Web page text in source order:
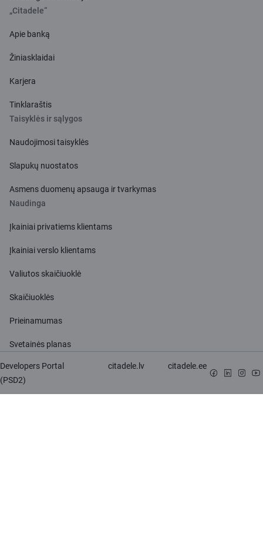
„Citadele“
Apie banką
Žiniasklaidai
Karjera
Tinklaraštis
Taisyklės ir sąlygos
Naudojimosi taisyklės
Slapukų nuostatos
Asmens duomenų apsauga ir tvarkymas
Naudinga
Įkainiai privatiems klientams
Įkainiai verslo klientams
Valiutos skaičiuoklė
Skaičiuoklės
Prieinamumas
Svetainės planas
Developers Portal
(PSD2)
citadele.lv citadele.ee